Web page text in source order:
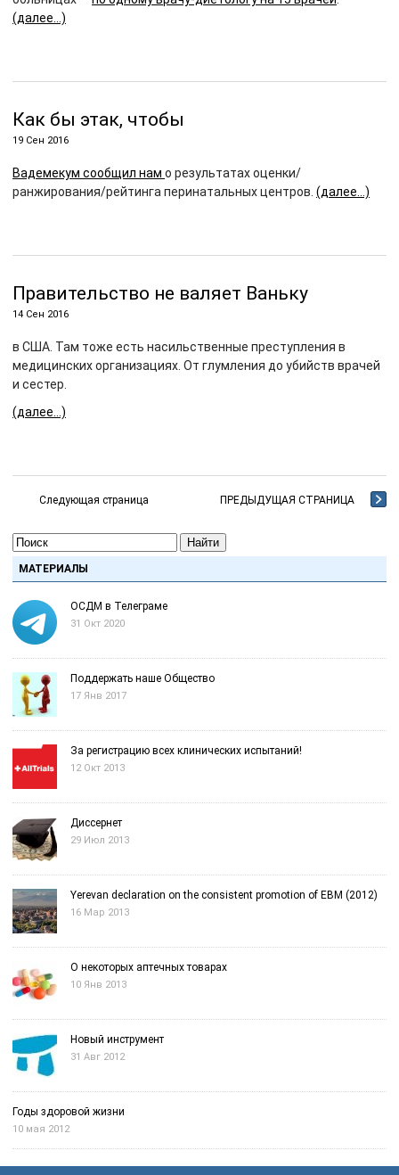
(далее…)
Как бы этак, чтобы
19 Сен 2016
Вадемекум сообщил нам о результатах оценки/
ранжирования/рейтинга перинатальных центров. (далее…)
Правительство не валяет Ваньку
14 Сен 2016
в США. Там тоже есть насильственные преступления в
медицинских организациях. От глумления до убийств врачей
и сестер.
(далее…)
Следующая страница ПРЕДЫДУЩАЯ СТРАНИЦА
Найти
МАТЕРИАЛЫ
ОСДМ в Телеграме
31 Окт 2020
Поддержать наше Общество
17 Янв 2017
За регистрацию всех клинических испытаний!
12 Окт 2013
Диссернет
29 Июл 2013
Yerevan declaration on the consistent promotion of EBM (2012)
16 Мар 2013
О некоторых аптечных товарах
10 Янв 2013
Новый инструмент
31 Авг 2012
Годы здоровой жизни
10 мая 2012